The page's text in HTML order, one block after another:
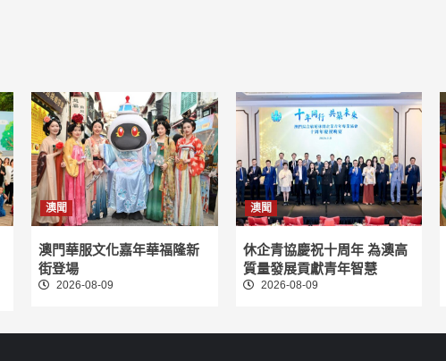
澳聞
澳門華服文化嘉年華福隆新
街登場
2026-08-09
澳聞
休企青協慶祝十周年 為澳高
質量發展貢獻青年智慧
2026-08-09